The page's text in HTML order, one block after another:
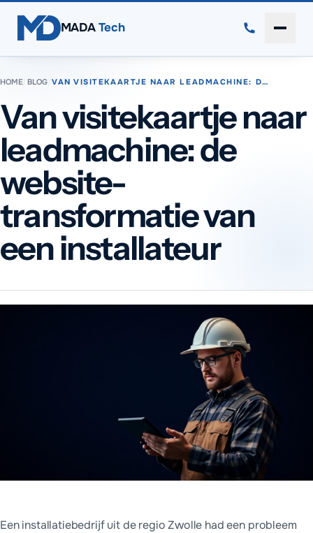
MADA Tech
HOME/ BLOG/VAN VISITEKAARTJE NAAR LEADMACHINE: D…
Van visitekaartje naar
leadmachine: de
website-
transformatie van
een installateur
Een installatiebedrijf uit de regio Zwolle had een probleem